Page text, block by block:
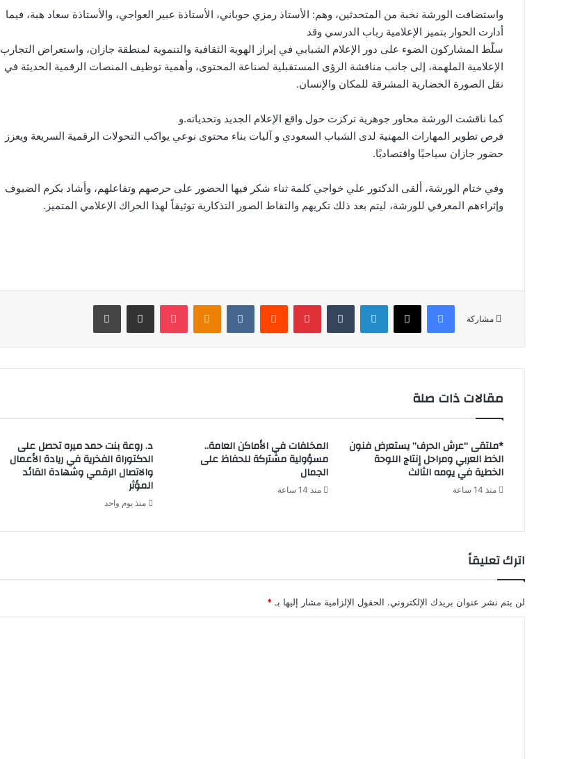
واستضافت الورشة نخبة من المتحدثين، وهم: الأستاذ رمزي حوباني، الأستاذة عبير العواجي، والأستاذة سعاد هبة، فيما
أدارت الحوار بتميز الإعلامية رباب الدرسي وقد
سلّط المشاركون الضوء على دور الإعلام الشبابي في إبراز الهوية الثقافية والتنموية لمنطقة جازان، واستعراض التجارب
الإعلامية الملهمة، إلى جانب مناقشة الرؤى المستقبلية لصناعة المحتوى، وأهمية توظيف المنصات الرقمية الحديثة في
نقل الصورة الحضارية المشرقة للمكان والإنسان.
كما ناقشت الورشة محاور جوهرية تركزت حول واقع الإعلام الجديد وتحدياته.و
فرص تطوير المهارات المهنية لدى الشباب السعودي و آليات بناء محتوى نوعي يواكب التحولات الرقمية السريعة ويعزز
حضور جازان سياحيًا واقتصاديًا.
وفي ختام الورشة، ألقى الدكتور علي خواجي كلمة ثناء شكر فيها الحضور على حرصهم وتفاعلهم، وأشاد بكرم الضيوف
وإثراءهم المعرفي للورشة، ليتم بعد ذلك تكريهم والتقاط الصور التذكارية توثيقاً لهذا الحراك الإعلامي المتميز.
مشاركة
فيسبوك ‫X لينكدإن ‏Tumblr بينتيريست
‏Reddit
‏VKontakte
Odnoklassniki
‫Pocket مشاركة عبر البريد طباعة
مقالات ذات صلة
*ملتقى “عرش الحرف” يستعرض فنون
الخط العربي ومراحل إنتاج اللوحة
الخطية في يومه الثالث
منذ 14 ساعة
المخلفات في الأماكن العامة..
مسؤولية مشتركة للحفاظ على
الجمال
منذ 14 ساعة
د. روعة بنت حمد ميره تحصل على
الدكتوراة الفخرية في ريادة الأعمال
والاتصال الرقمي وشهادة القائد
المؤثر
منذ يوم واحد
اترك تعليقاً
لن يتم نشر عنوان بريدك الإلكتروني. الحقول الإلزامية مشار إليها بـ*